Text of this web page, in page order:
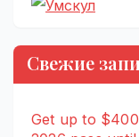
Свежие
Get up to